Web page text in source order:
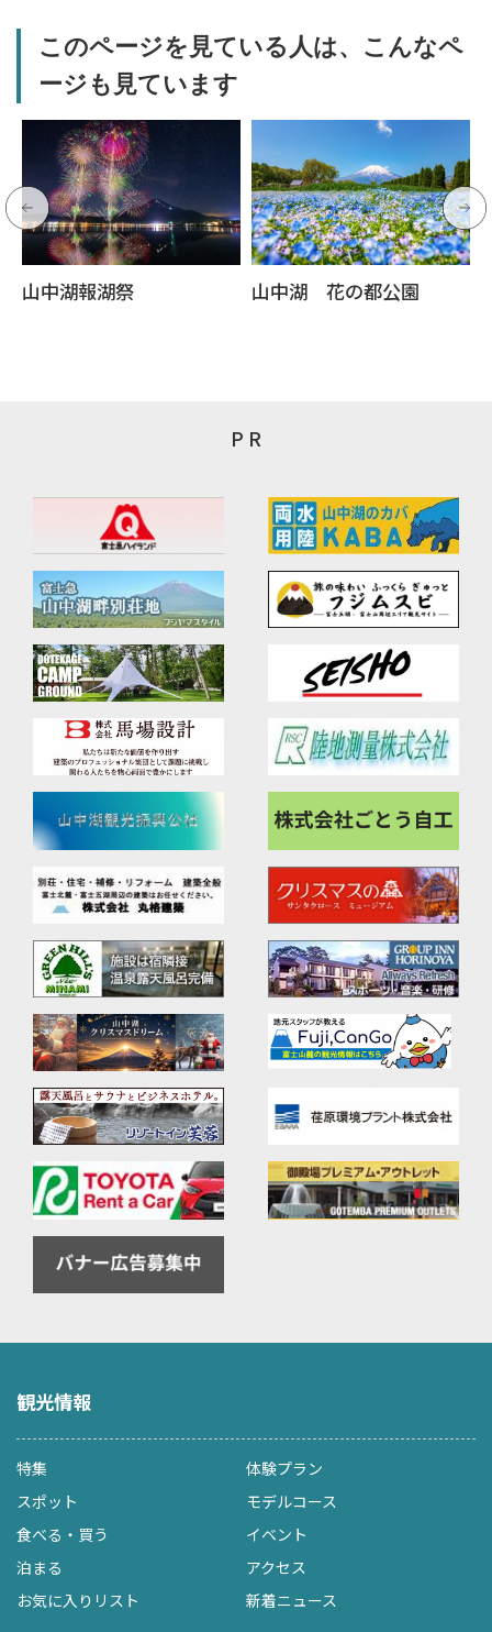
このページを見ている人は、こんなペ
ージも見ています
山中湖報湖祭 山中湖 花の都公園
P R
観光情報
特集
体験プラン
スポット
モデルコース
食べる・買う
イベント
泊まる
アクセス
お気に入りリスト
新着ニュース